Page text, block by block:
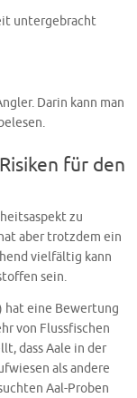
untergebracht
Darin kann man
für den
zu
aber trotzdem ein
vielfältig kann
sein.
hat eine Bewertung
von Flussfischen
dass Aale in der
als andere
Aal-Proben